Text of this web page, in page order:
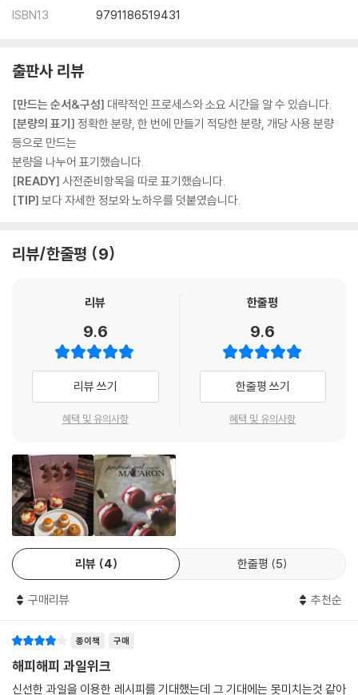
ISBN13
9791186519431
출판사 리뷰
[만드는 순서&구성] 대략적인 프로세스와 소요 시간을 알 수 있습니다.
[분량의 표기] 정확한 분량, 한 번에 만들기 적당한 분량, 개당 사용 분량
등으로 만드는
분량을 나누어 표기했습니다.
[READY] 사전준비항목을 따로 표기했습니다.
[TIP] 보다 자세한 정보와 노하우를 덧붙였습니다.
리뷰/한줄평 9
리뷰
9.6
리뷰 쓰기
혜택 및 유의사항
한줄평
9.6
한줄평 쓰기
혜택 및 유의사항
리뷰 4 한줄평 5
구매리뷰 추천순
종이책 구매
해피해피 과일위크
신선한 과일을 이용한 레시피를 기대했는데 그 기대에는 못미치는것 같아